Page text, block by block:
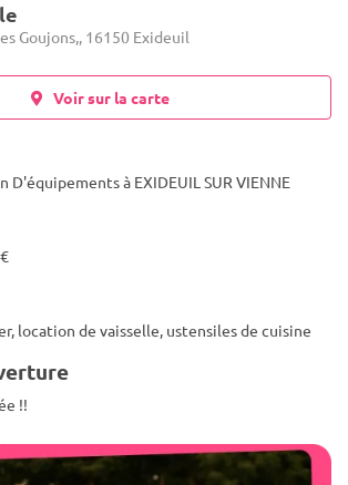
Goujons,, 16150 Exideuil
Voir sur la carte
D'équipements à EXIDEUIL SUR VIENNE
location de vaisselle, ustensiles de cuisine
!!